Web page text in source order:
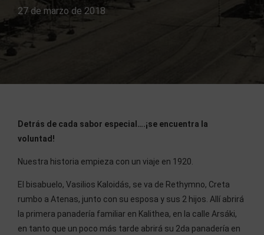
27 de marzo de 2018
Detrás de cada sabor especial….¡se encuentra la
voluntad!
Nuestra historia empieza con un viaje en 1920.
El bisabuelo, Vasilios Kaloidás, se va de Rethymno, Creta
rumbo a Atenas, junto con su esposa y sus 2 hijos. Allí abrirá
la primera panadería familiar en Kalithea, en la calle Arsáki,
en tanto que un poco más tarde abrirá su 2da panadería en